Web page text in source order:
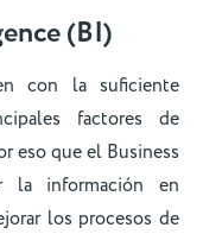
(BI)
con la suficiente
factores de
eso que el Business
la información en
los procesos de